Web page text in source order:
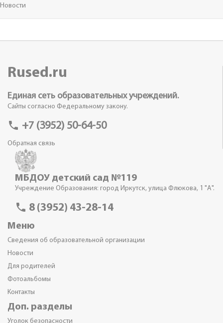
Новости
Rused.ru
Единая сеть образовательных учреждений.
Сайты согласно Федеральному закону.
phone +7 (3952) 50-64-50
Обратная связь
МБДОУ детский сад №119
Учреждение Образования: город Иркутск, улица Флюкова, 1 "А".
phone 8 (3952) 43-28-14
Меню
Сведения об образовательной организации
Новости
Для родителей
Фотоальбомы
Контакты
Доп. разделы
Уголок безопасности